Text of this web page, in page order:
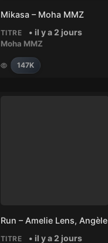
Mikasa – Moha MMZ
TITRE • il y a 2 jours
Moha MMZ
147K
Run – Amelie Lens, Angèle
TITRE • il y a 2 jours